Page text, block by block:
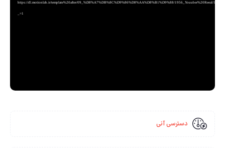
https://dl.motionlab.ir/template%20after/09_%D8%A7%DB%8C%D9%86%D8%AA%D8%B1%D9%88/1956_Youuber%20Reeal/
_=1
دسترسی آنی